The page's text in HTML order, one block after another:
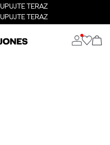
TERAZ
TERAZ